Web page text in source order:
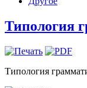
Типология
Типология